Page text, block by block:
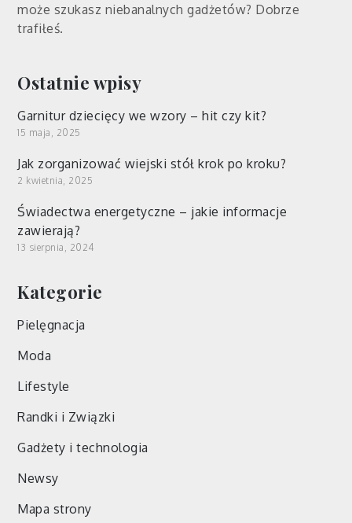
może szukasz niebanalnych gadżetów? Dobrze
trafiłeś.
Ostatnie wpisy
Garnitur dziecięcy we wzory – hit czy kit?
15 maja, 2025
Jak zorganizować wiejski stół krok po kroku?
2 kwietnia, 2025
Świadectwa energetyczne – jakie informacje
zawierają?
13 sierpnia, 2024
Kategorie
Pielęgnacja
Moda
Lifestyle
Randki i Związki
Gadżety i technologia
Newsy
Mapa strony